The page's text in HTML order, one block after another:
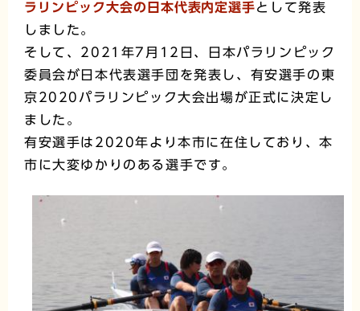
ラリンピック大会の日本代表内定選手として発表
しました。
そして、2021年7月12日、日本パラリンピック
委員会が日本代表選手団を発表し、有安選手の東
京2020パラリンピック大会出場が正式に決定し
ました。
有安選手は2020年より本市に在住しており、本
市に大変ゆかりのある選手です。